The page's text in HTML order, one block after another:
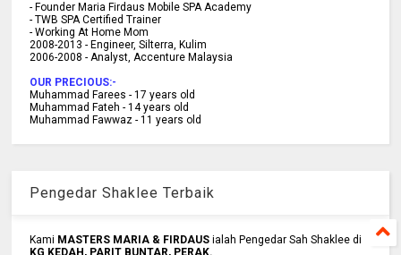
- Founder Maria Firdaus Mobile SPA Academy
- TWB SPA Certified Trainer
- Working At Home Mom
2008-2013 - Engineer, Silterra, Kulim
2006-2008 - Analyst, Accenture Malaysia
OUR PRECIOUS:-
Muhammad Farees - 17 years old
Muhammad Fateh - 14 years old
Muhammad Fawwaz - 11 years old
Pengedar Shaklee Terbaik
Kami MASTERS MARIA & FIRDAUS ialah Pengedar Sah Shaklee di
KG KEDAH, PARIT BUNTAR, PERAK.